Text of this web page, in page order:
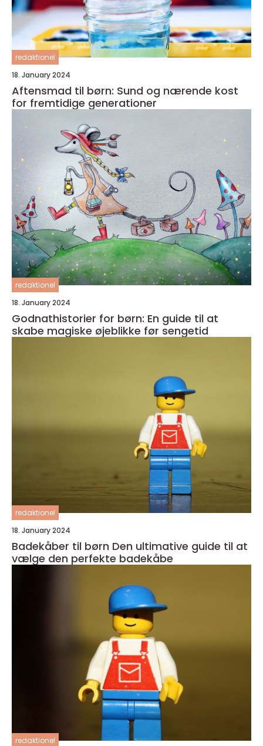
redaktionel
18. January 2024
Aftensmad til børn: Sund og nærende kost
for fremtidige generationer
redaktionel
18. January 2024
Godnathistorier for børn: En guide til at
skabe magiske øjeblikke før sengetid
redaktionel
18. January 2024
Badekåber til børn Den ultimative guide til at
vælge den perfekte badekåbe
redaktionel